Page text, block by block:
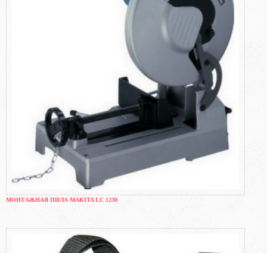
МОНТАЖНАЯ ПИЛА MAKITA LC 1230